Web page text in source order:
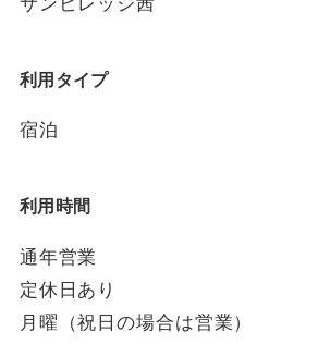
利用タイプ
宿泊
利用時間
通年営業
定休日あり
月曜（祝日の場合は営業）